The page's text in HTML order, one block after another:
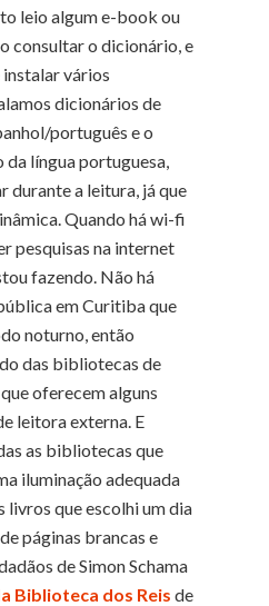
leio algum e-book ou
consultar o dicionário, e
vários
dicionários de
português e o
língua portuguesa,
durante a leitura, já que
Quando há wi-fi
pesquisas na internet
fazendo. Não há
em Curitiba que
noturno, então
das bibliotecas de
oferecem alguns
leitora externa. E
as bibliotecas que
iluminação adequada
livros que escolhi um dia
páginas brancas e
de Simon Schama
Biblioteca dos Reis de